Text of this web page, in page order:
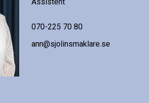
Assistent
070-225 70 80
ann@sjolinsmaklare.se